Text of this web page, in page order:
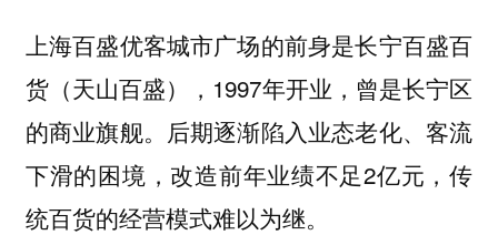
上海百盛优客城市广场的前身是长宁百盛百
货（天山百盛），1997年开业，曾是长宁区
的商业旗舰。后期逐渐陷入业态老化、客流
下滑的困境，改造前年业绩不足2亿元，传
统百货的经营模式难以为继。